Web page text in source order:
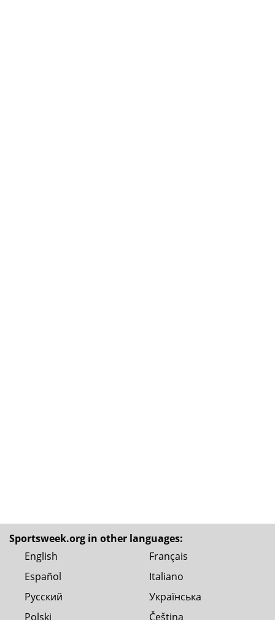
Sportsweek.org in other languages:
English
Français
Español
Italiano
Русский
Українська
Polski
Čeština